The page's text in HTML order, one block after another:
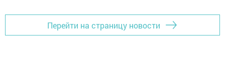
Перейти на страницу новости